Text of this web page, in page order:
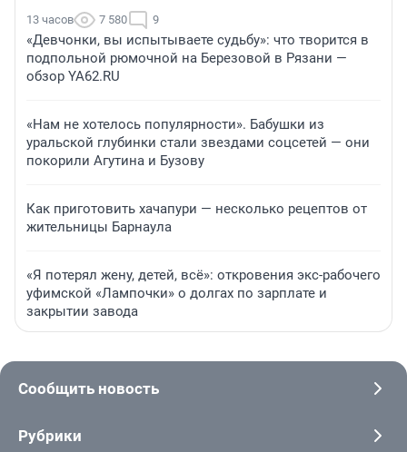
13 часов 7 580 9
«Девчонки, вы испытываете судьбу»: что творится в
подпольной рюмочной на Березовой в Рязани —
обзор YA62.RU
«Нам не хотелось популярности». Бабушки из
уральской глубинки стали звездами соцсетей — они
покорили Агутина и Бузову
Как приготовить хачапури — несколько рецептов от
жительницы Барнаула
«Я потерял жену, детей, всё»: откровения экс-рабочего
уфимской «Лампочки» о долгах по зарплате и
закрытии завода
Сообщить новость
Рубрики